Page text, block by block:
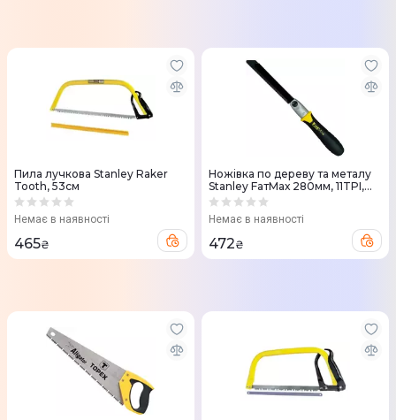
Пила лучкова Stanley Raker
Tooth, 53см
Немає в наявності
465₴
Ножівка по дереву та металу
Stanley FатMах 280мм, 11TPI,
міні
Немає в наявності
472₴